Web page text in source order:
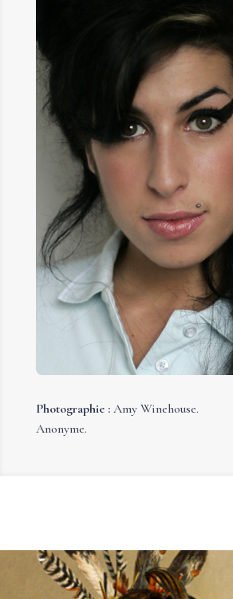
Photographie : Amy Winehouse.
Anonyme.